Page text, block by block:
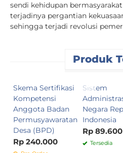
sendi kehidupan
terjadinya pergantian
sehingga terjadi revolusi
Produk
Skema Sertifikasi
Kompetensi
Anggota Badan
Permusyawaratan
Desa (BPD)
Rp 240.000
Sistem
Negara
Indonesia
Rp 89.600
Tersedia